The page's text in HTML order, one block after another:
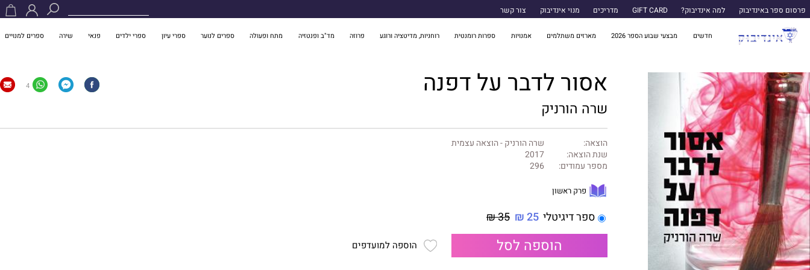
פרסום ספר באינדיבוק למה אינדיבוק? GIFT CARD מדריכים מנוי אינדיבוק צור קשר
חדשים מבצעי שבוע הספר 2026 מארזים משתלמים אמנויות ספרות רומנטית רוחניות, מדיטציה ורוגע פרוזה מד"ב ופנטזיה מתח ופעולה ספרים לנוער ספרי עיון ספרי ילדים פנאי שירה ספרים למנויים
אסור לדבר על דפנה 4
שרה הורניק
הוצאה:
שרה הורניק - הוצאה עצמית
שנת הוצאה:
2017
מספר עמודים:
296
פרק ראשון
ספר דיגיטלי 25 ₪
35 ₪
הוספה לסל הוספה למועדפים